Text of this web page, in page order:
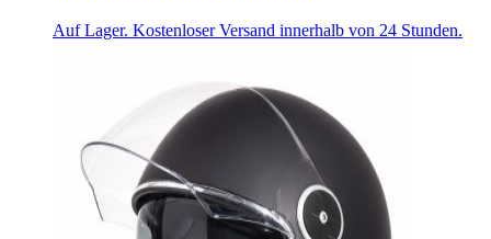
Auf Lager. Kostenloser Versand innerhalb von 24 Stunden.